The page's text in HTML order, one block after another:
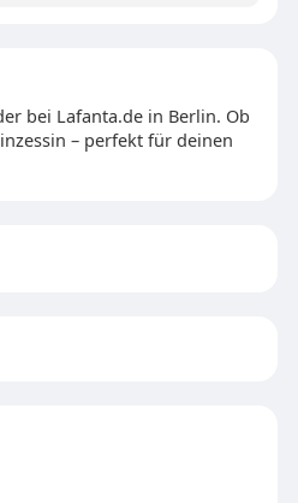
bei Lafanta.de in Berlin. Ob
– perfekt für deinen